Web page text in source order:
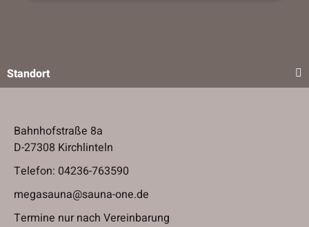
Standort
Bahnhofstraße 8a
D-27308 Kirchlinteln
Telefon: 04236-763590
megasauna@sauna-one.de
Termine nur nach Vereinbarung